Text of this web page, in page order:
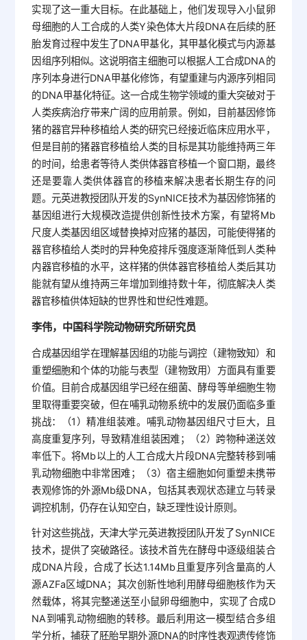
实现了这一重大目标。在此基础上，他们发现导入小鼠卵
母细胞的人工合成的人类Y染色体大片段DNA在后续的胚
胎发育过程中发生了DNA甲基化，其甲基化模式与内源基
因组序列相似。这说明宿主细胞可以根据人工合成DNA的
序列本身进行DNA甲基化修饰，有望重建与内源序列相同
的DNA甲基化特征。这一合成生物学领域的重大突破对于
人类疾病治疗带来广阔的应用前景。例如，目前基因修饰
猪的器官异种移植给人类的研究已经接近临床应用水平，
但是目前的猪器官移植给人类的目标是其功能维持两三年
的时间，给患者等待人类供体器官移植一个窗口期，最终
还是要靠人类供体器官的移植来解决患者长期生存的问
题。元英进教授团队开发的SynNICE技术为基因修饰猪的
基因组进行大规模改造提供创新性技术方案，有望将Mb
尺度人类基因组区域替换掉对应猪的基因，可能使得猪的
器官移植给人类时的异种免疫排斥强度逐渐降低到人类种
内器官移植的水平，这样猪的供体器官移植给人类后其功
能就有望从维持两三年增加到维持数十年，彻底解决人类
器官移植供体短缺的世界性和世纪性难题。
李伟，中国科学院动物研究所研究员
合成基因组学在理解基因组的功能与调控（建物致知）和
重塑细胞和个体的功能与表型（建物致用）方面具有重要
价值。目前合成基因组学已经在细菌、酵母等单细胞生物
里取得重要突破，但在哺乳动物系统中的发展仍面临多重
挑战：（1）精准组装难。哺乳动物基因组尺寸巨大，且
高度重复序列，导致精准组装困难；（2）跨物种递送效
率低下。将Mb以上的人工合成大片段DNA完整转移到哺
乳动物细胞中非常困难；（3）宿主细胞如何重塑未携带
表观修饰的外源Mb级DNA，包括其表观状态建立与转录
调控机制，仍存在认知空白，缺乏理性设计原则。
针对这些挑战，天津大学元英进教授团队开发了SynNICE
技术，提供了突破路径。该技术首先在酵母中逐级组装合
成DNA片段，合成了长达1.14Mb且重复序列含量高的人
源AZFa区域DNA；其次创新性地利用酵母细胞核作为天
然载体，将其完整递送至小鼠卵母细胞中，实现了合成D
NA到哺乳动物细胞的转移。最后利用这一模型结合多组
学分析，捕获了胚胎早期外源DNA的时序性表观遗传修饰